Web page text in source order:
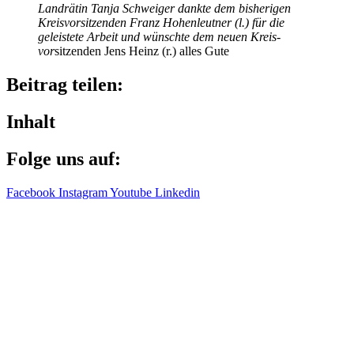
Land­rä­tin Tanja Schwei­ger dankte dem bishe­ri­gen
Kreis­vor­sit­zen­den Franz Hohen­leut­ner (l.) für die
geleis­tete Arbeit und wünschte dem neuen Kreis­
vorsitzen­den Jens Heinz (r.) alles Gute
Beitrag teilen:
Inhalt
Folge uns auf:
Facebook InstagramYoutube Linkedin